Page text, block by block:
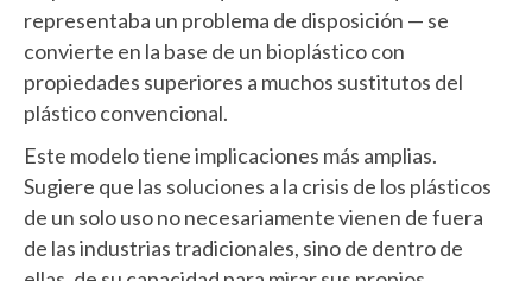
representaba un problema de disposición — se
convierte en la base de un bioplástico con
propiedades superiores a muchos sustitutos del
plástico convencional.
Este modelo tiene implicaciones más amplias.
Sugiere que las soluciones a la crisis de los plásticos
de un solo uso no necesariamente vienen de fuera
de las industrias tradicionales, sino de dentro de